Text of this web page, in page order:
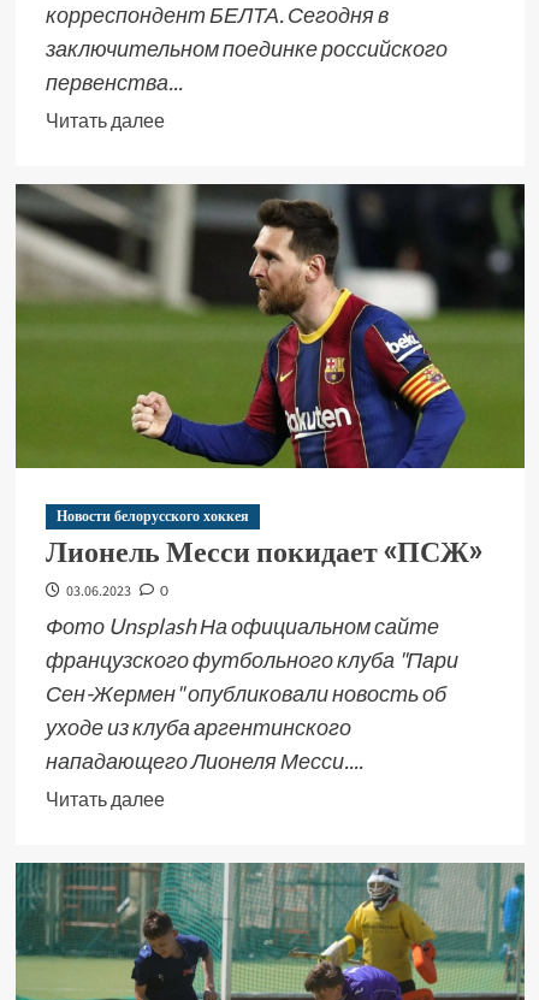
корреспондент БЕЛТА. Сегодня в
заключительном поединке российского
первенства...
Читать далее
Новости белорусского хоккея
Лионель Месси покидает «ПСЖ»
03.06.2023 0
Фото Unsplash На официальном сайте
французского футбольного клуба "Пари
Сен-Жермен" опубликовали новость об
уходе из клуба аргентинского
нападающего Лионеля Месси....
Читать далее